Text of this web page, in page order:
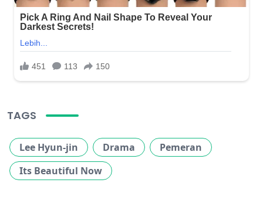
TAGS
Lee Hyun-jin Drama
Pemeran
Its Beautiful Now